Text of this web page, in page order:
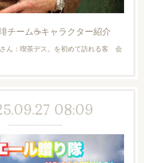
チーム☕️キャラクター紹介
ん：喫茶デス。を初めて訪れる客 会
08:09